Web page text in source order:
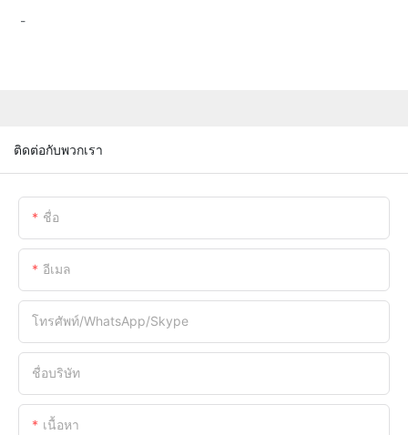
-
ติดต่อกับพวกเรา
ชื่อ
อีเมล
โทรศัพท์/WhatsApp/Skype
ชื่อบริษัท
เนื้อหา